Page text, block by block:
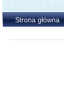
Strona główna